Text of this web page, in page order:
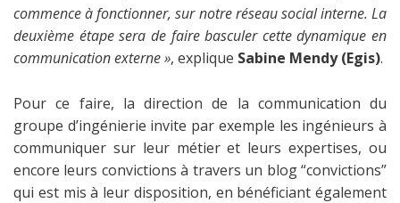
commence à fonctionner, sur notre réseau social interne. La
deuxième étape sera de faire basculer cette dynamique en
communication externe », explique Sabine Mendy (Egis).
Pour ce faire, la direction de la communication du
groupe d’ingénierie invite par exemple les ingénieurs à
communiquer sur leur métier et leurs expertises, ou
encore leurs convictions à travers un blog “convictions”
qui est mis à leur disposition, en bénéficiant également